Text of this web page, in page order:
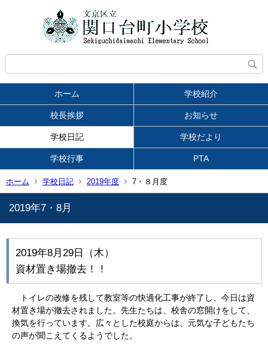
ホーム 学校紹介
校長挨拶 お知らせ
学校日記 学校だより
学校行事 PTA
ホーム 学校日記 2019年度 7・８月度
2019年7・8月
2019年8月29日（木）
資材置き場撤去！！
トイレの改修を残して教室等の快適化工事が終了し、今日は資
材置き場が撤去されました。先生たちは、校舎の窓開けをして、
換気を行っています。広々とした校庭からは、元気な子どもたち
の声が聞こえてくるようでした。